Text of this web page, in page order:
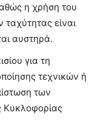
η χρήση του
είναι
αυστηρά.
για τη
τεχνικών ή
των
Κυκλοφορίας